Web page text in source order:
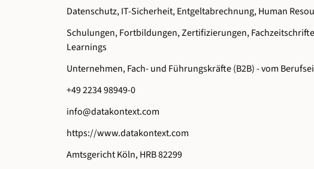
Datenschutz, IT-Sicherheit, Entgeltabrechnung, Human
Schulungen, Fortbildungen, Zertifizierungen,
Learnings
Unternehmen, Fach- und Führungskräfte (B2B) - vom
+49 2234 98949-0
info@datakontext.com
https://www.datakontext.com
Amtsgericht Köln, HRB 82299